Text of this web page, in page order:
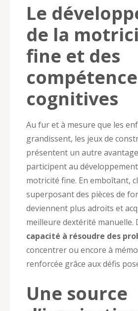
Le
de la
fine et des
cognitives
Au fur et à mesure que les
grandissent, les jeux de
présentent un autre
participent au
motricité fine. En emboîtant,
superposant des pièces de
deviennent plus adroits et
meilleure dextérité manuelle.
capacité à résoudre des
concentrer ou encore à
renforcée grâce aux défis
Une source